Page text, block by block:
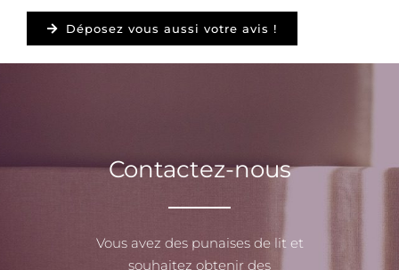
Déposez vous aussi votre avis !
Contactez-nous
Vous avez des punaises de lit et
souhaitez obtenir des